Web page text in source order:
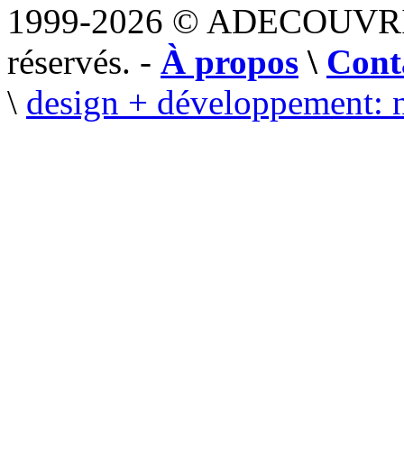
1999-2026 ©
réservés. - À propos \
\ design + développement: